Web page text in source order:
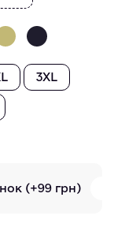
3XL
(+99 грн)